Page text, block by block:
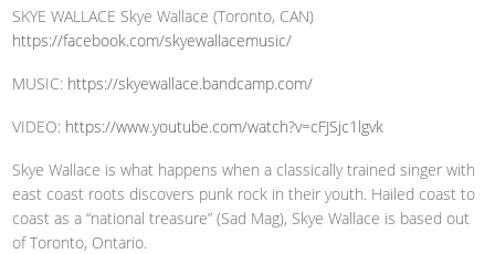
SKYE WALLACE Skye Wallace (Toronto, CAN)
https://facebook.com/skyewallacemusic/
MUSIC: https://skyewallace.bandcamp.com/
VIDEO: https://www.youtube.com/watch?v=cFJSjc1lgvk
Skye Wallace is what happens when a classically trained singer with
east coast roots discovers punk rock in their youth. Hailed coast to
coast as a “national treasure” (Sad Mag), Skye Wallace is based out
of Toronto, Ontario.